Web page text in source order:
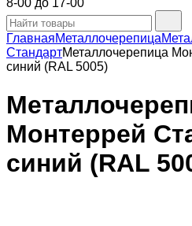
8-00 до 17-00
ГлавнаяМеталлочерепица
СтандартМеталлочерепица
синий (RAL 5005)
Монтеррей
синий (RAL